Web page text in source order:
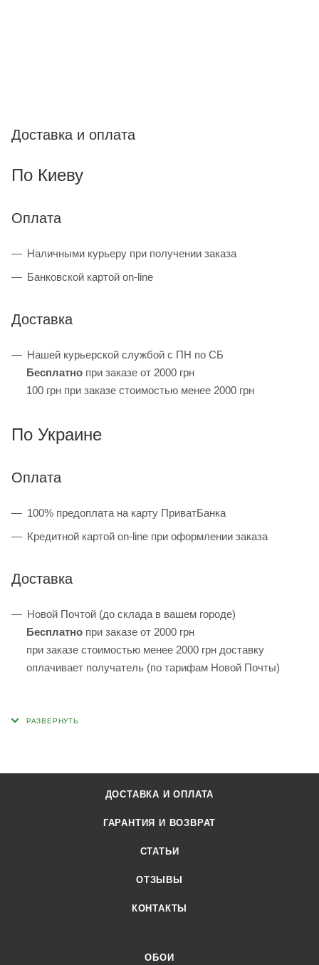
Доставка и оплата
По Киеву
Оплата
Наличными курьеру при получении заказа
Банковской картой on-line
Доставка
Нашей курьерской службой с ПН по СБ
Бесплатно при заказе от 2000 грн
100 грн при заказе стоимостью менее 2000 грн
По Украине
Оплата
100% предоплата на карту ПриватБанка
Кредитной картой on-line при оформлении заказа
Доставка
Новой Почтой (до склада в вашем городе)
Бесплатно при заказе от 2000 грн
при заказе стоимостью менее 2000 грн доставку
оплачивает получатель (по тарифам Новой Почты)
ДОСТАВКА И ОПЛАТА
ГАРАНТИЯ И ВОЗВРАТ
СТАТЬИ
ОТЗЫВЫ
КОНТАКТЫ
ОБОИ